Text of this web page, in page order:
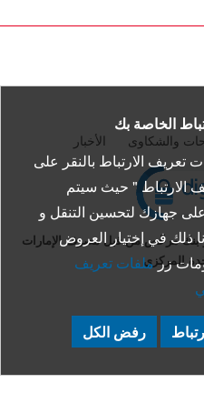
الخاصة بك
تعريف الارتباط بالنقر على
الارتباط " حيث سيتم
جهازك لتحسين التنقل و
ذلك في إختيار العروض
زرملفات تعريف
رفض الكل
والشكاوى الأخبار
certificate verification popup
بنك مرخّص من قبل مصرف الإمارات
المركزي